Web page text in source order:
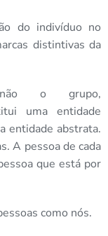
do indivíduo no
distintivas da
o grupo,
uma entidade
entidade abstrata.
A pessoa de cada
que está por
como nós.